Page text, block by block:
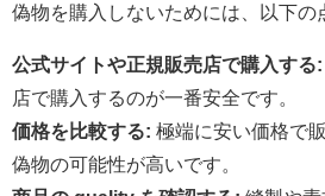
偽物を購入しないためには、以下の
公式サイトや正規販売店で購入する:
店で購入するのが一番安全です。
価格を比較する: 極端に安い価格で
偽物の可能性が高いです。